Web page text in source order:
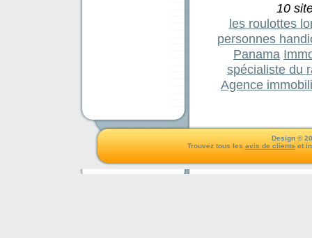
10
les roulottes
personnes
Panama
spécialiste du
Agence
Design ©
Trouvez tous les avis de clients et